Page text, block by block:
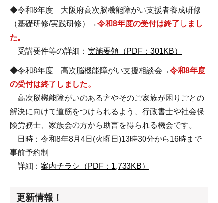
◆令和8年度 大阪府高次脳機能障がい支援者養成研修
（基礎研修/実践研修）
→令和8年度の受付は終了しまし
た。
受講要件等の詳細： 実施要領（PDF：301KB）
◆令和8年度 高次脳機能障がい支援相談会→令和8年度
の受付は終了しました。
高次脳機能障がいのある方やそのご家族が困りごとの
解決に向けて道筋をつけられるよう、行政書士や社会保
険労務士、家族会の方から助言を得られる機会です。
日時：令和8年8月4日(火曜日)13時30分から16時まで
事前予約制
詳細： 案内チラシ（PDF：1,733KB）
更新情報！